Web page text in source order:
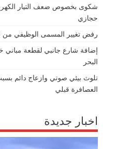
شكوى بخصوص ضعف التيار
حجازي
رفض تغيير المسمى الوظيفي من
إضافة شارع جانبي لقطعة مباني
البحر
تلوث بيئي صوتي وازعاج دائم
العصافرة قبلي
اخبار جديدة